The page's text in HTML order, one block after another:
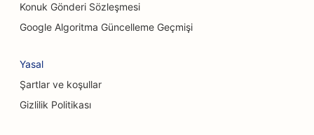
Kimyasal Peeling Hizmetleri için SEO
Giyim Mağazaları için SEO
Kraniyofasiyal Cerrahlar için SEO
Kahve Dükkanları için SEO
Konuk Gönderi Sözleşmesi
Google Algoritma Güncelleme Geçmişi
Yasal
Şartlar ve koşullar
Gizlilik Politikası